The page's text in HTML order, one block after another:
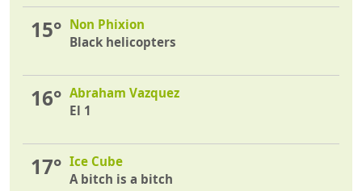
15° Non Phixion
Black helicopters
16° Abraham Vazquez
El 1
17° Ice Cube
A bitch is a bitch